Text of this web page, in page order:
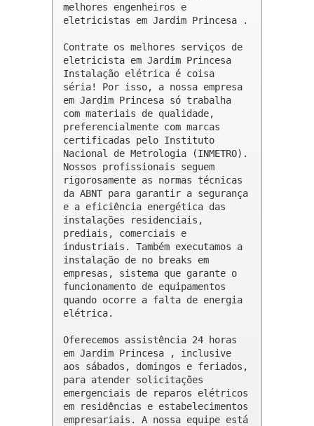
melhores engenheiros e
eletricistas em Jardim Princesa .
Contrate os melhores serviços de
eletricista em Jardim Princesa
Instalação elétrica é coisa
séria! Por isso, a nossa empresa
em Jardim Princesa só trabalha
com materiais de qualidade,
preferencialmente com marcas
certificadas pelo Instituto
Nacional de Metrologia (INMETRO).
Nossos profissionais seguem
rigorosamente as normas técnicas
da ABNT para garantir a segurança
e a eficiência energética das
instalações residenciais,
prediais, comerciais e
industriais. Também executamos a
instalação de no breaks em
empresas, sistema que garante o
funcionamento de equipamentos
quando ocorre a falta de energia
elétrica.
Oferecemos assistência 24 horas
em Jardim Princesa , inclusive
aos sábados, domingos e feriados,
para atender solicitações
emergenciais de reparos elétricos
em residências e estabelecimentos
empresariais. A nossa equipe está